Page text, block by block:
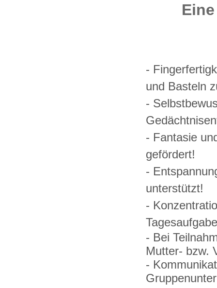
-
und Basteln
-
- Fantasie
gefördert!
-
unterstützt!
-
- Bei
Mutter- bzw.
-